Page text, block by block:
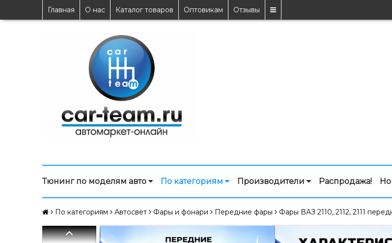
Главная О нас Каталог товаров Оптовикам Отзывы
Тюнинг по моделям авто По категориям Производители Распродажа!
По категориям Автосвет Фары и фонари Передние фары Фары ВАЗ 2110, 2112, 2111
ФАРЫ ВАЗ 2110,